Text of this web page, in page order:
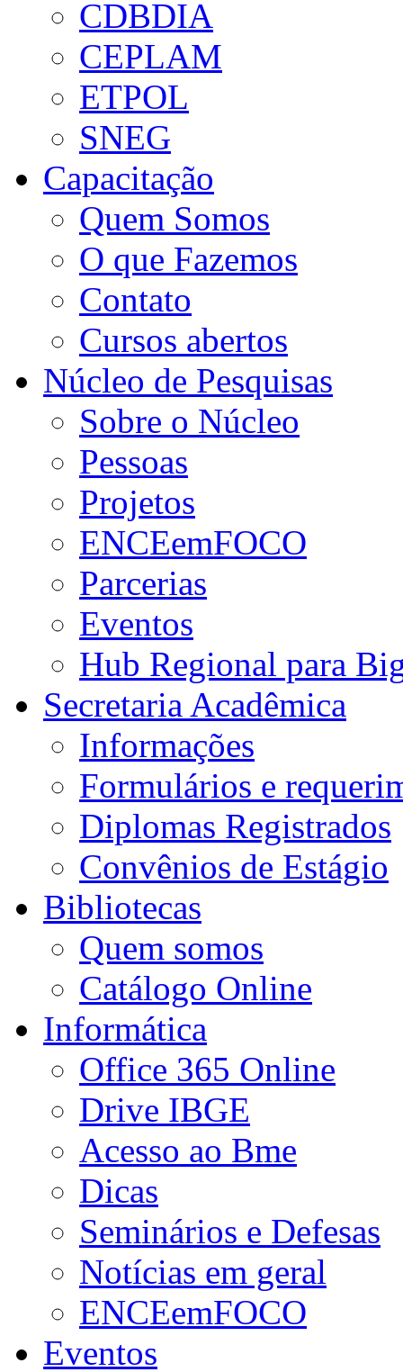
CDBDIA
CEPLAM
ETPOL
SNEG
Capacitação
Quem Somos
O que Fazemos
Contato
Cursos abertos
Núcleo de Pesquisas
Sobre o Núcleo
Pessoas
Projetos
ENCEemFOCO
Parcerias
Eventos
Hub Regional para
Secretaria Acadêmica
Informações
Formulários e
Diplomas Registrados
Convênios de Estágio
Bibliotecas
Quem somos
Catálogo Online
Informática
Office 365 Online
Drive IBGE
Acesso ao Bme
Dicas
Seminários e Defesas
Notícias em geral
ENCEemFOCO
Eventos